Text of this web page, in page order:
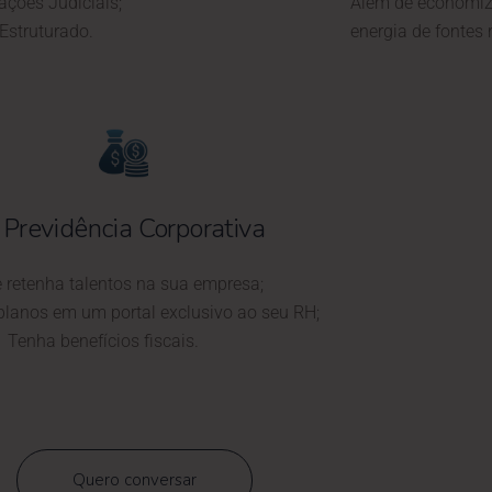
energia de fontes
Previdência Corporativa
retenha talentos na sua empresa;
em um portal exclusivo ao seu RH;
Tenha benefícios fiscais.
Quero conversar